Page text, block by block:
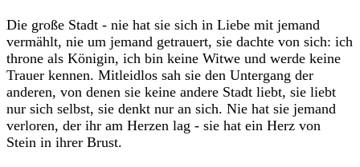
Die große Stadt - nie hat sie sich in Liebe mit jemand
vermählt, nie um jemand getrauert, sie dachte von sich: ich
throne als Königin, ich bin keine Witwe und werde keine
Trauer kennen. Mitleidlos sah sie den Untergang der
anderen, von denen sie keine andere Stadt liebt, sie liebt
nur sich selbst, sie denkt nur an sich. Nie hat sie jemand
verloren, der ihr am Herzen lag - sie hat ein Herz von
Stein in ihrer Brust.